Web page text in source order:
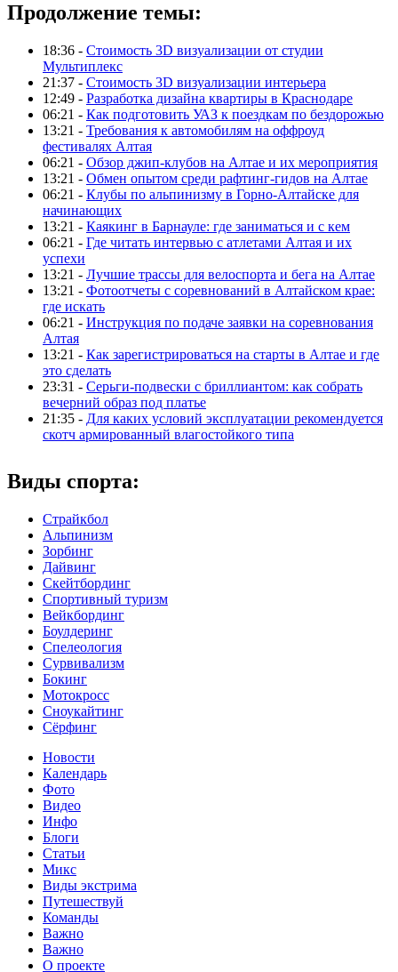
Продолжение темы:
18:36 - Стоимость 3D визуализации от студии
Мультиплекс
21:37 - Стоимость 3D визуализации интерьера
12:49 - Разработка дизайна квартиры в Краснодаре
06:21 - Как подготовить УАЗ к поездкам по бездорожью
13:21 - Требования к автомобилям на оффроуд
фестивалях Алтая
06:21 - Обзор джип-клубов на Алтае и их мероприятия
13:21 - Обмен опытом среди рафтинг-гидов на Алтае
06:21 - Клубы по альпинизму в Горно-Алтайске для
начинающих
13:21 - Каякинг в Барнауле: где заниматься и с кем
06:21 - Где читать интервью с атлетами Алтая и их
успехи
13:21 - Лучшие трассы для велоспорта и бега на Алтае
13:21 - Фотоотчеты с соревнований в Алтайском крае:
где искать
06:21 - Инструкция по подаче заявки на соревнования
Алтая
13:21 - Как зарегистрироваться на старты в Алтае и где
это сделать
23:31 - Серьги-подвески с бриллиантом: как собрать
вечерний образ под платье
21:35 - Для каких условий эксплуатации рекомендуется
скотч армированный влагостойкого типа
Виды спорта:
Страйкбол
Альпинизм
Зорбинг
Дайвинг
Скейтбординг
Спортивный туризм‎
Вейкбординг
Боулдеринг
Спелеология
Сурвивализм
Бокинг
Мотокросс
Сноукайтинг
Сёрфинг
Новости
Календарь
Фото
Видео
Инфо
Блоги
Статьи
Микс
Виды экстрима
Путешествуй
Команды
Важно
Важно
О проекте